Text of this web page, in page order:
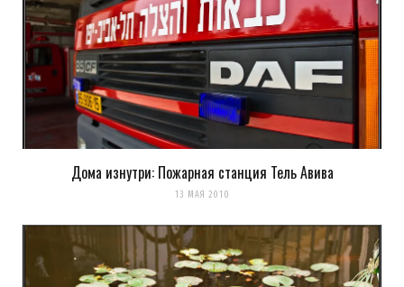
Дома изнутри: Пожарная станция Тель Авива
13 МАЯ 2010